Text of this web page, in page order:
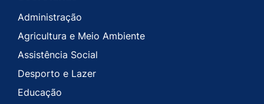
Administração
Agricultura e Meio Ambiente
Assistência Social
Desporto e Lazer
Educação